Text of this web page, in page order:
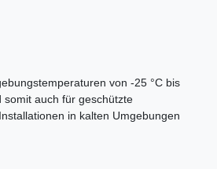
von -25 °C bis
somit auch für geschützte
in kalten Umgebungen